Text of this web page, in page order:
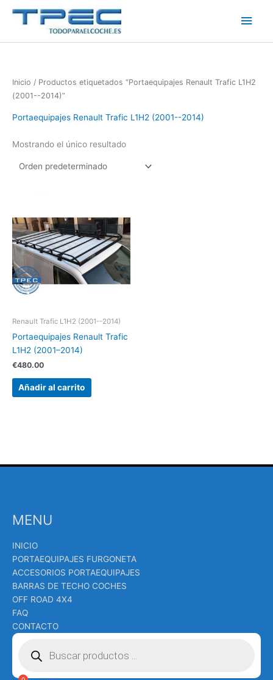
Inicio / Productos etiquetados “Portaequipajes Renault Trafic L1H2
(2001--2014)”
Portaequipajes Renault Trafic L1H2 (2001--2014)
Mostrando el único resultado
Renault Trafic L1H2 (2001--2014)
Portaequipajes Renault Trafic
L1H2 (2001–2014)
€480.00
Añadir al carrito
MENU
INICIO
PORTAEQUIPAJES FURGONETA
ACCESORIOS PORTAEQUIPAJES
BARRAS DE TECHO COCHES
OFF ROAD 4X4
FAQ
CONTACTO
Búsqueda
productos